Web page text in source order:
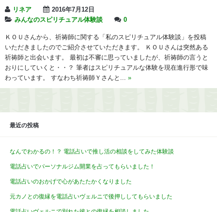
リネア
2016年7月12日
みんなのスピリチュアル体験談
0
ＫＯＵさんから、祈祷師に関する「私のスピリチュアル体験談」を投稿
いただきましたのでご紹介させていただきます。 ＫＯＵさんは突然ある
祈祷師と出会います。 最初は不審に思っていましたが、祈祷師の言うと
おりにしていくと・・？ 筆者はスピリチュアルな体験を現在進行形で味
わっています。 すなわち祈祷師Ｙさんと... »
最近の投稿
なんでわかるの！？ 電話占いで推し活の相談をしてみた体験談
電話占いでパーソナルジム開業を占ってもらいました！
電話占いのおかげで心があたたかくなりました
元カノとの復縁を電話占いヴェルニで後押ししてもらいました